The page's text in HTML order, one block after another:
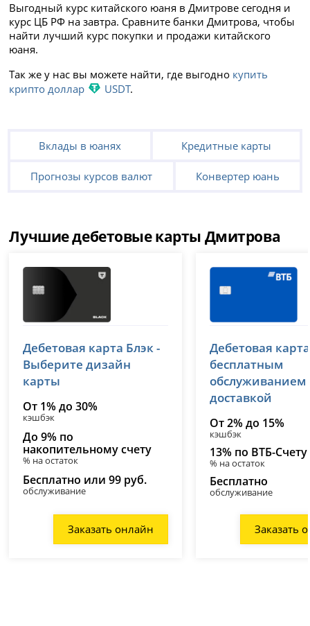
Выгодный курс китайского юаня в Дмитрове сегодня и
курс ЦБ РФ на завтра. Сравните банки Дмитрова, чтобы
найти лучший курс покупки и продажи китайского
юаня.
Так же у нас вы можете найти, где выгодно купить
крипто доллар
USDT.
Вклады в юанях Кредитные карты
Прогнозы курсов валют Конвертер юань
Лучшие дебетовые карты Дмитрова
лицензия № 2673
Дебетовая карта Блэк -
Выберите дизайн
карты
От 1% до 30%
кэшбэк
До 9% по
накопительному счету
% на остаток
Бесплатно или 99 руб.
обслуживание
Заказать онлайн
лицензия № 1000
Дебетовая
бесплатным
обслуживанием
доставкой
От 2% до 15%
кэшбэк
13% по ВТБ-Счету
% на остаток
Бесплатно
обслуживание
Заказать